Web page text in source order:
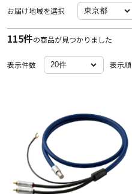
お届け地域を選択
115件の商品が見つかりました
表示件数 表示順